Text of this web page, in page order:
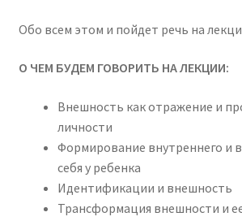
Обо всем этом и пойдет речь на
О ЧЕМ БУДЕМ ГОВОРИТЬ НА ЛЕКЦИИ:
Внешность как отражение и
личности
Формирование внутреннего и
себя у ребенка
Идентификации и внешность
Трансформация внешности и